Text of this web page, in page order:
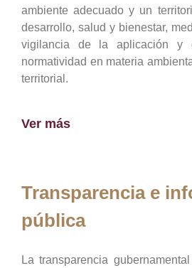
ambiente adecuado y un
desarrollo, salud y bienestar,
vigilancia de la aplicación y
normatividad en materia
territorial.
Ver más
Transparencia e
pública
La transparencia